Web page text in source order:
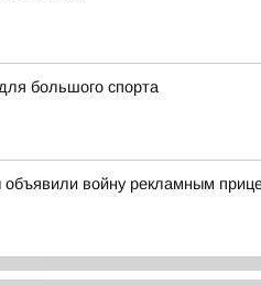
большого спорта
войну рекламным